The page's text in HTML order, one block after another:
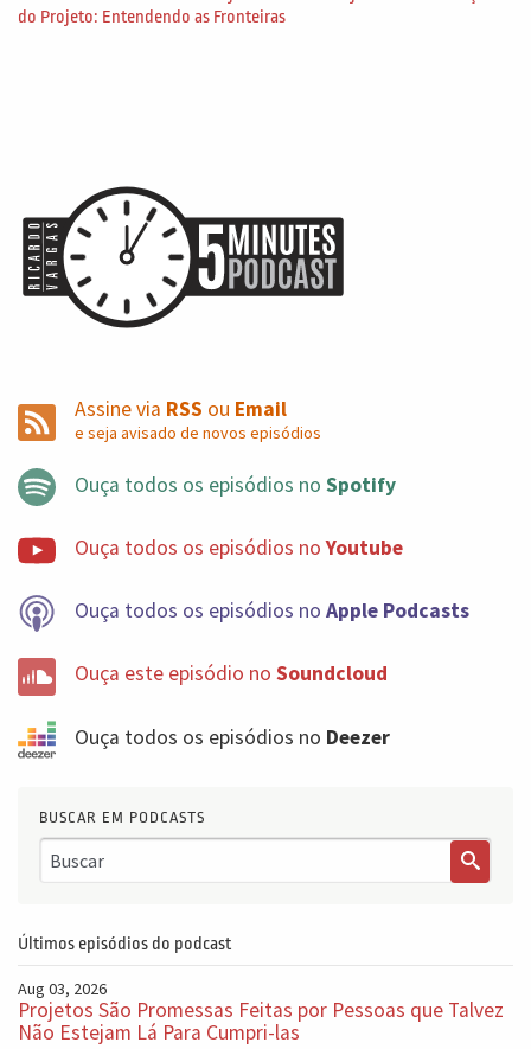
do Projeto: Entendendo as Fronteiras
Assine via RSS ou Email
e seja avisado de novos episódios
Ouça todos os episódios no Spotify
Ouça todos os episódios noYoutube
Ouça todos os episódios no Apple Podcasts
Ouça este episódio no Soundcloud
Ouça todos os episódios no Deezer
BUSCAR EM PODCASTS
Últimos episódios do podcast
Aug 03, 2026
Projetos São Promessas Feitas por Pessoas que Talvez
Não Estejam Lá Para Cumpri-las